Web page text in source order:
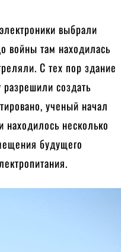
выбрали
войны там находилась
С тех пор здание
создать
ученый начал
находилось несколько
будущего